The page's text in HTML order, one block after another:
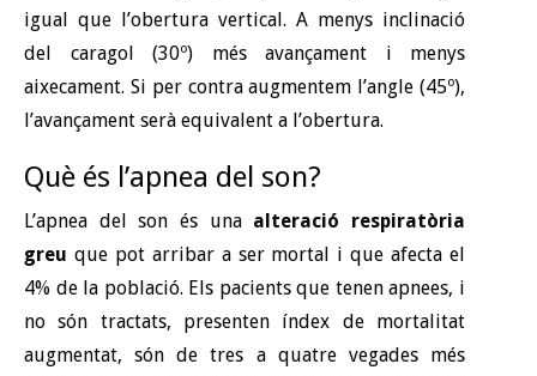
igual que l’obertura vertical. A menys inclinació
del caragol (30º) més avançament i menys
aixecament. Si per contra augmentem l’angle (45º),
l’avançament serà equivalent a l’obertura.
Què és l’apnea del son?
L’apnea del son és una alteració respiratòria
greu que pot arribar a ser mortal i que afecta el
4% de la població. Els pacients que tenen apnees, i
no són tractats, presenten índex de mortalitat
augmentat, són de tres a quatre vegades més